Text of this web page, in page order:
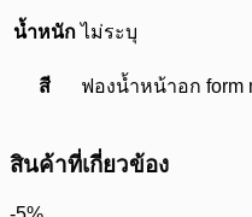
น้ำหนัก ไม่ระบุ
สี ฟองน้ำหน้าอก form
สินค้าที่เกี่ยวข้อง